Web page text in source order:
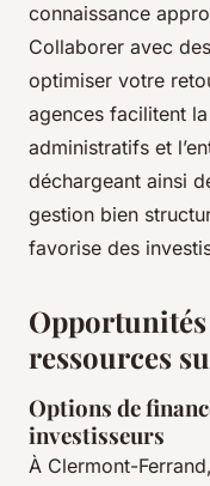
connaissance
Collaborer avec
optimiser votre
agences facilitent la
administratifs et
déchargeant ainsi
gestion bien
favorise des
ressources
Options de
investisseurs
À Clermont-